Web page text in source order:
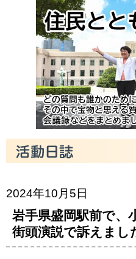
2024年10月5日
岩手県盛岡駅前で、
街頭演説で訴えまし